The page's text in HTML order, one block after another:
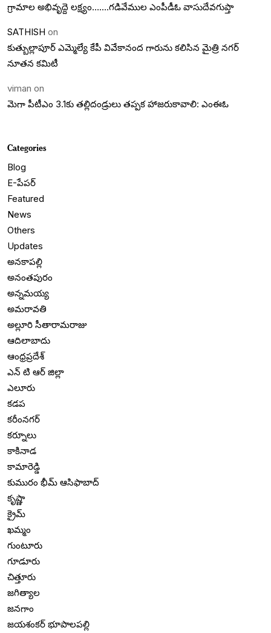
గ్రామాల అభివృద్దె లక్ష్యం…….గడివేముల ఎంపీడీఓ వాసుదేవగుప్తా
SATHISH on
కుత్బుల్లాపూర్ ఎమ్మెల్యే కేపీ వివేకానంద గారును కలిసిన మైత్రి నగర్
నూతన కమిటీ
viman on
మెగా పీటీఎం 3.1కు తల్లిదండ్రులు తప్పక హాజరుకావాలి: ఎంఈఓ
Categories
Blog
E-పేపర్
Featured
News
Others
Updates
అనకాపల్లి
అనంతపురం
అన్నమయ్య
అమరావతి
అల్లూరి సీతారామరాజు
ఆదిలాబాదు
ఆంధ్రప్రదేశ్
ఎన్ టి ఆర్ జిల్లా
ఎలూరు
కడప
కరీంనగర్
కర్నూలు
కాకినాడ
కామారెడ్డి
కుమురం భీమ్ ఆసిఫాబాద్
కృష్ణా
క్రైమ్
ఖమ్మం
గుంటూరు
గూడూరు
చిత్తూరు
జగిత్యాల
జనగాం
జయశంకర్ భూపాలపల్లి